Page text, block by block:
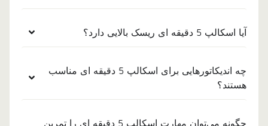
آیا اسکالپ 5 دقیقه ای ریسک بالایی دارد؟
چه اندیکاتورهایی برای اسکالپ 5 دقیقه ای مناسب
هستند؟
چگونه می‌توان مهارت اسکالپ 5 دقیقه ای را تمرین